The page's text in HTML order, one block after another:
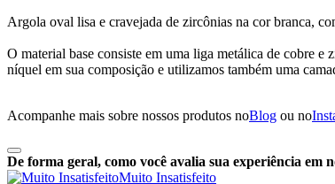
Argola oval lisa e cravejada de zircônias na cor branca,
O material base consiste em uma liga metálica de cobre e
níquel em sua composição e utilizamos também uma
Acompanhe mais sobre nossos produtos noBlog ou no
De forma geral, como você avalia sua experiência em
Muito Insatisfeito